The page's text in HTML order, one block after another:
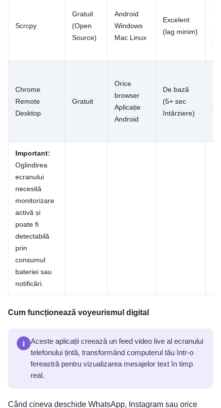
Scrcpy
Gratuit
(Open
Source)
Android
Windows
Mac Linux
Excelent
(lag minim)
Chrome
Remote
Desktop
Gratuit
Orice
browser
Aplicație
Android
De bază
(5+ sec
întârziere)
Important:
Oglindirea
ecranului
necesită
monitorizare
activă și
poate fi
detectabilă
prin
consumul
bateriei sau
notificări.
Cum funcționează voyeurismul digital
i
Aceste aplicații creează un feed video live al ecranului
telefonului țintă, transformând computerul tău într-o
fereastră pentru vizualizarea mesajelor text în timp
real.
Când cineva deschide WhatsApp, Instagram sau orice